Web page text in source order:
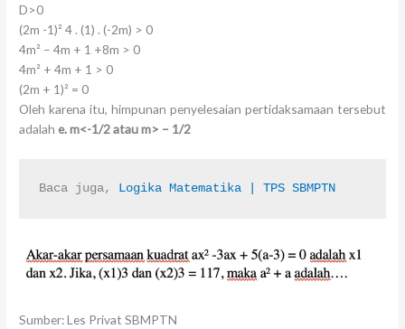
D>0
(2m -1)² 4 . (1) . (-2m) > 0
4m² – 4m + 1 +8m > 0
4m² + 4m + 1 > 0
(2m + 1)² = 0
Oleh karena itu, himpunan penyelesaian pertidaksamaan tersebut
adalah e. m<-1/2 atau m> – 1/2
Baca juga, Logika Matematika | TPS SBMPTN
Sumber: Les Privat SBMPTN